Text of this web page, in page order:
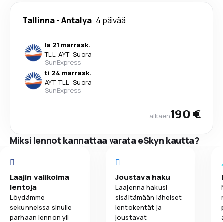
Tallinna-Antalya 4 päivää
la 21 marrask.
TLL-AYT· Suora
SunExpress
ti 24 marrask.
AYT-TLL· Suora
SunExpress
alkaen190 €
Miksi lennot kannattaa varata eSkyn kautta?
Laajin valikoima
lentoja
Löydämme
sekunneissa sinulle
parhaan lennon yli
Joustava haku
Laajenna hakusi
sisältämään läheiset
lentokentät ja
joustavat